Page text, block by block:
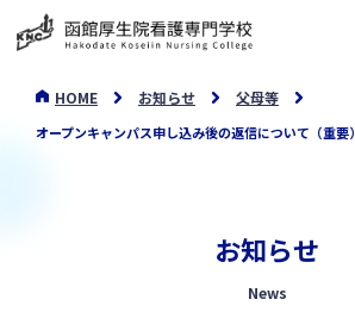
HOME お知らせ 父母等
オープンキャンパス申し込み後の返信について（重要）
お知らせ
News